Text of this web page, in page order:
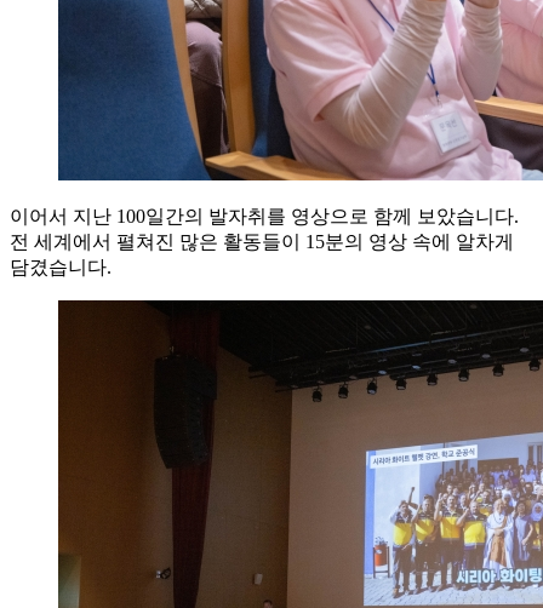
이어서 지난 100일간의 발자취를 영상으로 함께 보았습니다.
전 세계에서 펼쳐진 많은 활동들이 15분의 영상 속에 알차게
담겼습니다.